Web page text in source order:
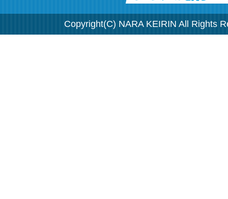
Copyright(C) NARA KEIRIN All Rights